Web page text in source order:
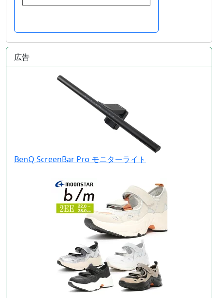
広告
BenQ ScreenBar Pro モニターライト